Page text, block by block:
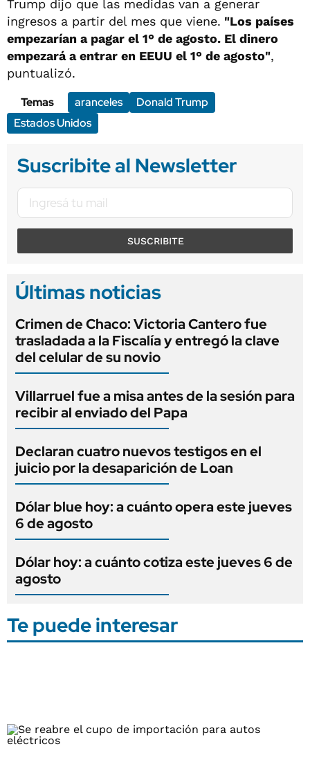
Trump dijo que las medidas van a generar
ingresos a partir del mes que viene. "Los países
empezarían a pagar el 1° de agosto. El dinero
empezará a entrar en EEUU el 1° de agosto",
puntualizó.
Temas
aranceles
Donald Trump
Estados Unidos
Suscribite al Newsletter
SUSCRIBITE
Últimas noticias
Crimen de Chaco: Victoria Cantero fue
trasladada a la Fiscalía y entregó la clave
del celular de su novio
Villarruel fue a misa antes de la sesión para
recibir al enviado del Papa
Declaran cuatro nuevos testigos en el
juicio por la desaparición de Loan
Dólar blue hoy: a cuánto opera este jueves
6 de agosto
Dólar hoy: a cuánto cotiza este jueves 6 de
agosto
Te puede interesar